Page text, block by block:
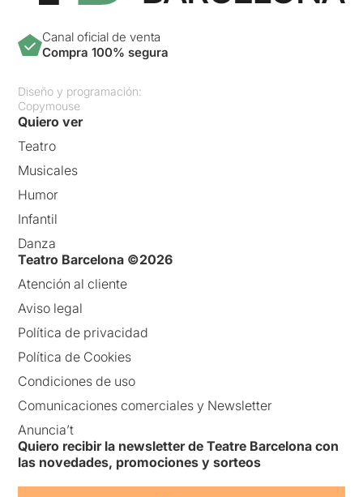
Canal oficial de venta
Compra 100% segura
Diseño y programación:
Copymouse
Quiero ver
Teatro
Musicales
Humor
Infantil
Danza
Teatro Barcelona ©2026
Atención al cliente
Aviso legal
Política de privacidad
Política de Cookies
Condiciones de uso
Comunicaciones comerciales y Newsletter
Anuncia’t
Quiero recibir la newsletter de Teatre Barcelona con
las novedades, promociones y sorteos